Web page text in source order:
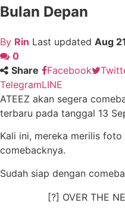
Bulan Depan
By Rin Last updated Aug
0
Share
Facebook
TelegramLINE
ATEEZ akan segera
terbaru pada tanggal 13
Kali ini, mereka merilis
comebacknya.
Sudah siap dengan
[?] OVER THE